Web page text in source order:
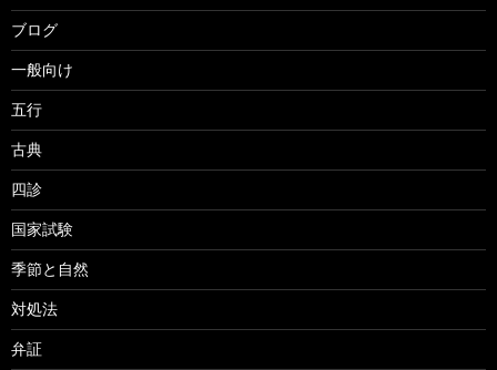
ブログ
一般向け
五行
古典
四診
国家試験
季節と自然
対処法
弁証